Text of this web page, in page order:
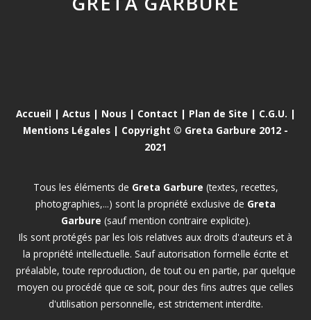
Accueil | Actus| Nous| Contact | Plan de Site | C.G.U. |
Mentions Légales | Copyright © Greta Garbure 2012 -
2021
Tous les éléments de Greta Garbure (textes, recettes,
photographies,...) sont la propriété exclusive de Greta
Garbure (sauf mention contraire explicite).
Ils sont protégés par les lois relatives aux droits d'auteurs et à
la propriété intellectuelle. Sauf autorisation formelle écrite et
préalable, toute reproduction, de tout ou en partie, par quelque
moyen ou procédé que ce soit, pour des fins autres que celles
d'utilisation personnelle, est strictement interdite.